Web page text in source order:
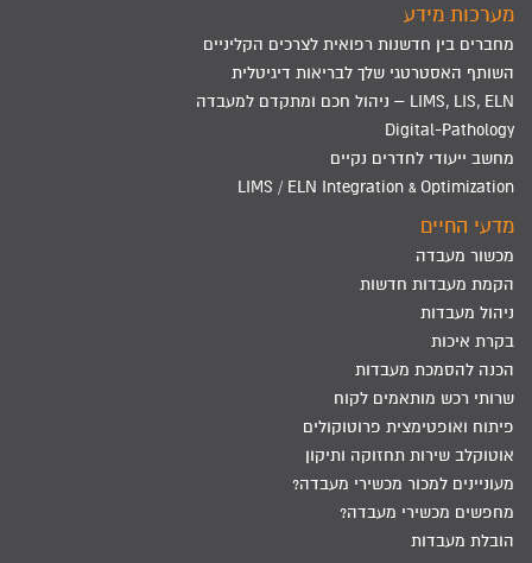
מערכות מידע
מחברים בין חדשנות רפואית לצרכים הקליניים
השותף האסטרטגי שלך לבריאות דיגיטלית
LIMS, LIS, ELN – ניהול חכם ומתקדם למעבדה
Digital-Pathology
מחשב ייעודי לחדרים נקיים
LIMS / ELN Integration & Optimization
מדעי החיים
מכשור מעבדה
הקמת מעבדות חדשות
ניהול מעבדות
בקרת איכות
הכנה להסמכת מעבדות
שרותי רכש מותאמים לקוח
פיתוח ואופטימצית פרוטוקולים
אוטוקלב שירות תחזוקה ותיקון
מעוניינים למכור מכשירי מעבדה?
מחפשים מכשירי מעבדה?
הובלת מעבדות